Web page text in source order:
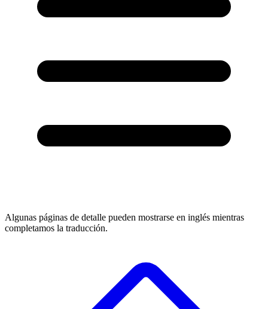
Algunas páginas de detalle pueden mostrarse en inglés mientras
completamos la traducción.